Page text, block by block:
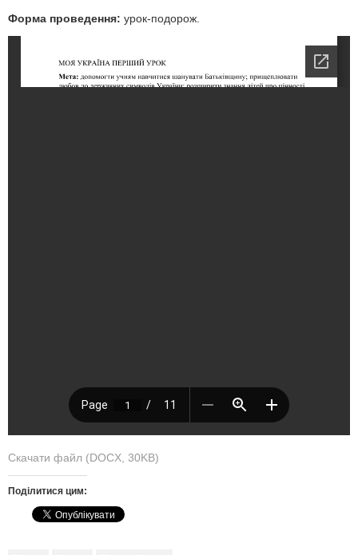
Форма проведення: урок-подорож.
Скачати файл (DOCX, 30KB)
Поділитися цим: